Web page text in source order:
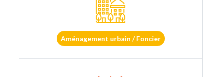
Aménagement urbain / Foncier